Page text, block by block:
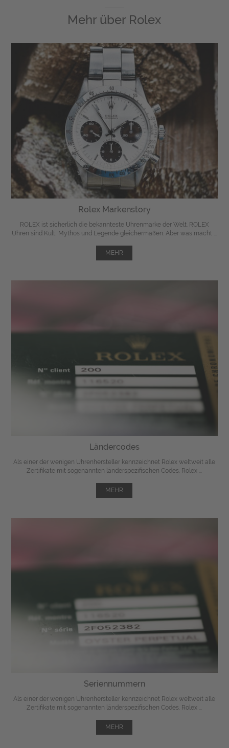
Mehr über Rolex
Rolex Markenstory
ROLEX ist sicherlich die bekannteste Uhrenmarke der Welt. ROLEX
Uhren sind Kult, Mythos und Legende gleichermaßen. Aber was macht ...
MEHR
Ländercodes
Als einer der wenigen Uhrenhersteller kennzeichnet Rolex weltweit alle
Zertifikate mit sogenannten länderspezifischen Codes. Rolex ...
MEHR
Seriennummern
Als einer der wenigen Uhrenhersteller kennzeichnet Rolex weltweit alle
Zertifikate mit sogenannten länderspezifischen Codes. Rolex ...
MEHR